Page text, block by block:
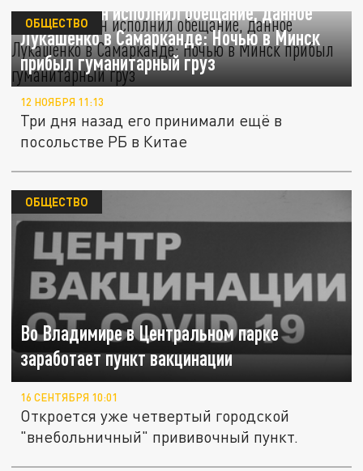
Си Цзиньпин исполнил обещание, данное
Лукашенко в Самарканде: Ночью в Минск
прибыл гуманитарный груз
ОБЩЕСТВО
12 НОЯБРЯ 11:13
Три дня назад его принимали ещё в
посольстве РБ в Китае
Во Владимире в Центральном парке
заработает пункт вакцинации
ОБЩЕСТВО
16 СЕНТЯБРЯ 10:01
Откроется уже четвертый городской
"внебольничный" прививочный пункт.